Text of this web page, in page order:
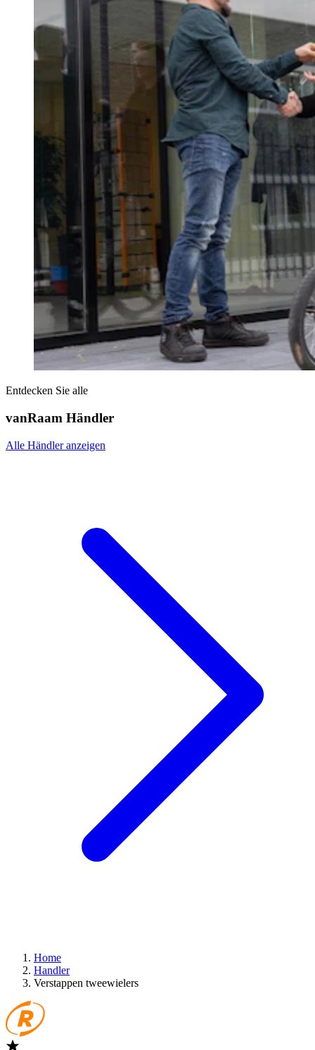
Entdecken Sie alle
vanRaam Händler
Alle Händler anzeigen
Home
Handler
Verstappen tweewielers